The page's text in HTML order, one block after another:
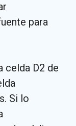
para
celda D2 de
Si lo